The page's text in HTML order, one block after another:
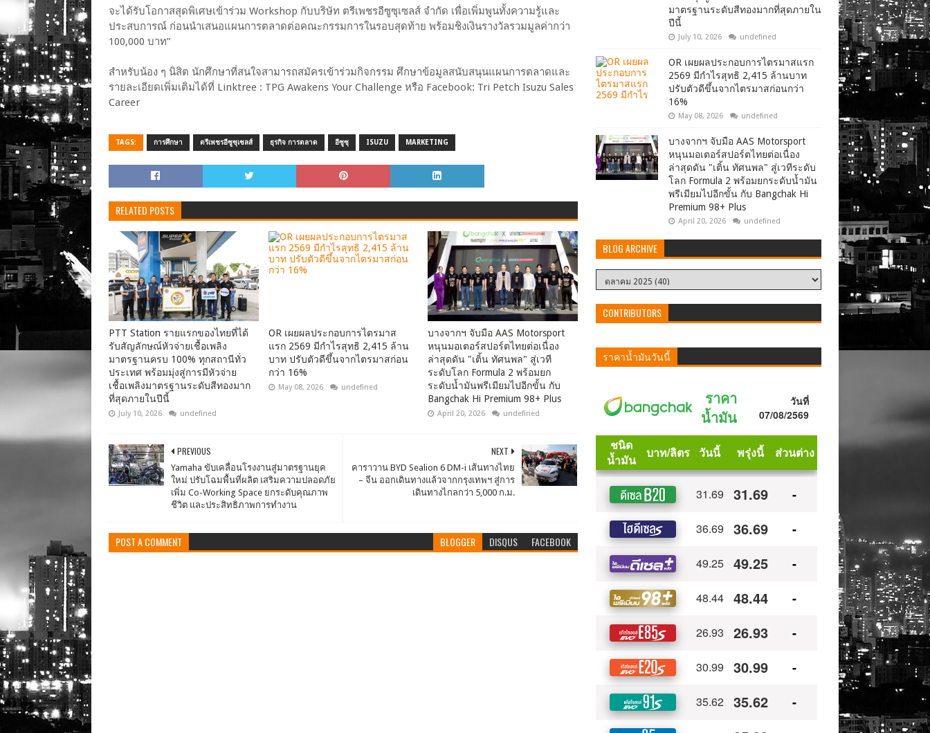
จะได้รับโอกาสสุดพิเศษเข้าร่วม Workshop กับบริษัท ตรีเพชรอีซูซุเซลส์ จำกัด เพื่อเพิ่มพูนทั้งความรู้และ
ประสบการณ์ ก่อนนำเสนอแผนการตลาดต่อคณะกรรมการในรอบสุดท้าย พร้อมชิงเงินรางวัลรวมมูลค่ากว่า
100,000 บาท”
สำหรับน้อง ๆ นิสิต นักศึกษาที่สนใจสามารถสมัครเข้าร่วมกิจกรรม ศึกษาข้อมูลสนับสนุนแผนการตลาดและ
รายละเอียดเพิ่มเติมได้ที่ Linktree : TPG Awakens Your Challenge หรือ Facebook: Tri Petch Isuzu Sales
Career
TAGS: การศึกษา ตรีเพชรอีซูซุเซลส์ ธุรกิจ การตลาด อีซูซุ ISUZU MARKETING
RELATED POSTS
PTT Station รายแรกของไทยที่ได้
รับสัญลักษณ์หัวจ่ายเชื้อเพลิง
มาตรฐานครบ 100% ทุกสถานีทั่ว
ประเทศ พร้อมมุ่งสู่การมีหัวจ่าย
เชื้อเพลิงมาตรฐานระดับสีทองมาก
ที่สุดภายในปีนี้
July 10, 2026 undefined
OR เผยผลประกอบการไตรมาส
แรก 2569 มีกำไรสุทธิ 2,415 ล้าน
บาท ปรับตัวดีขึ้นจากไตรมาสก่อน
กว่า 16%
May 08, 2026 undefined
บางจากฯ จับมือ AAS Motorsport
หนุนมอเตอร์สปอร์ตไทยต่อเนื่อง
ล่าสุดดัน "เติ้น ทัศนพล" สู่เวที
ระดับโลก Formula 2 พร้อมยก
ระดับน้ำมันพรีเมียมไปอีกขั้น กับ
Bangchak Hi Premium 98+ Plus
April 20, 2026 undefined
NEXT
คาราวาน BYD Sealion 6 DM-i เส้นทางไทย
– จีน ออกเดินทางแล้วจากกรุงเทพฯ สู่การ
เดินทางไกลกว่า 5,000 ก.ม.
PREVIOUS
Yamaha ขับเคลื่อนโรงงานสู่มาตรฐานยุค
ใหม่ ปรับโฉมพื้นที่ผลิต เสริมความปลอดภัย
เพิ่ม Co-Working Space ยกระดับคุณภาพ
ชีวิต และประสิทธิภาพการทำงาน
POST A COMMENT BLOGGER DISQUS FACEBOOK
มาตรฐานระดับสีทองมากที่สุดภายใน
ปีนี้
July 10, 2026 undefined
OR เผยผลประกอบการไตรมาสแรก
2569 มีกำไรสุทธิ 2,415 ล้านบาท
ปรับตัวดีขึ้นจากไตรมาสก่อนกว่า
16%
May 08, 2026 undefined
บางจากฯ จับมือ AAS Motorsport
หนุนมอเตอร์สปอร์ตไทยต่อเนื่อง
ล่าสุดดัน "เติ้น ทัศนพล" สู่เวทีระดับ
โลก Formula 2 พร้อมยกระดับน้ำมัน
พรีเมียมไปอีกขั้น กับ Bangchak Hi
Premium 98+ Plus
April 20, 2026 undefined
BLOG ARCHIVE
CONTRIBUTORS
ราคาน้ำมันวันนี้